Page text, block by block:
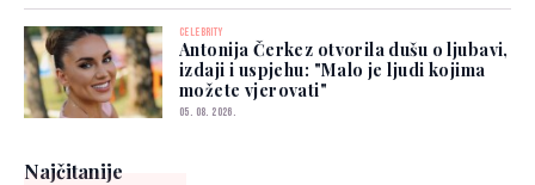
CELEBRITY
Antonija Čerkez otvorila dušu o ljubavi,
izdaji i uspjehu: "Malo je ljudi kojima
možete vjerovati"
05. 08. 2026.
Najčitanije